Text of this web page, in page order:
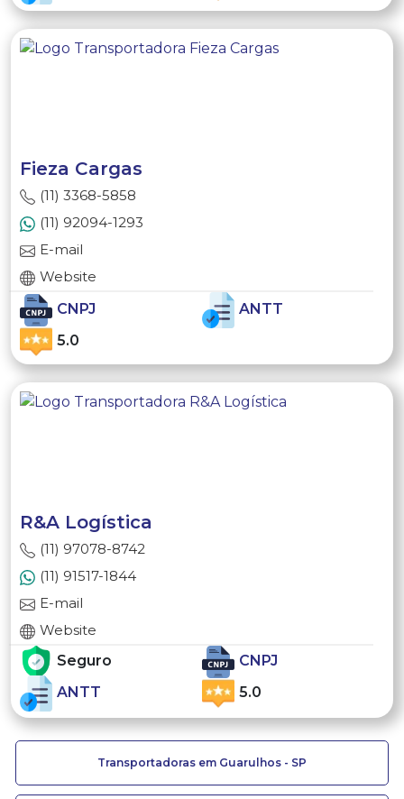
Fieza Cargas
(11) 3368-5858
(11) 92094-1293
E-mail
Website
CNPJ
ANTT
5.0
R&A Logística
(11) 97078-8742
(11) 91517-1844
E-mail
Website
Seguro
CNPJ
ANTT
5.0
Transportadoras em Guarulhos - SP